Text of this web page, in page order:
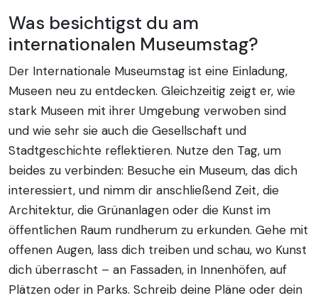
Was besichtigst du am
internationalen Museumstag?
Der Internationale Museumstag ist eine Einladung,
Museen neu zu entdecken. Gleichzeitig zeigt er, wie
stark Museen mit ihrer Umgebung verwoben sind
und wie sehr sie auch die Gesellschaft und
Stadtgeschichte reflektieren. Nutze den Tag, um
beides zu verbinden: Besuche ein Museum, das dich
interessiert, und nimm dir anschließend Zeit, die
Architektur, die Grünanlagen oder die Kunst im
öffentlichen Raum rundherum zu erkunden. Gehe mit
offenen Augen, lass dich treiben und schau, wo Kunst
dich überrascht – an Fassaden, in Innenhöfen, auf
Plätzen oder in Parks. Schreib deine Pläne oder dein